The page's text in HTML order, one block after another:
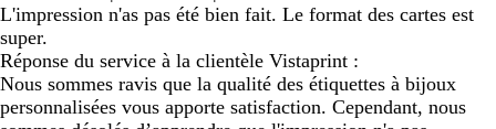
L'impression n'as pas été bien fait. Le format des cartes est
super.
Réponse du service à la clientèle Vistaprint :
Nous sommes ravis que la qualité des étiquettes à bijoux
personnalisées vous apporte satisfaction. Cependant, nous